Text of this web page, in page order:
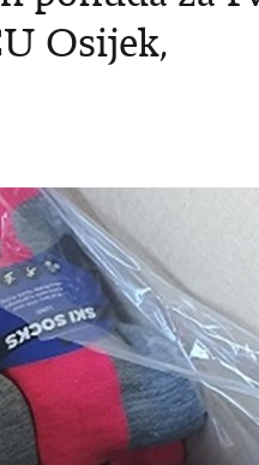
Osijek,